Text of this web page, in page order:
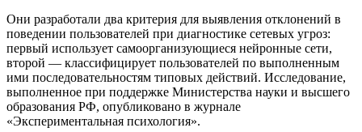
Они разработали два критерия для выявления отклонений в
поведении пользователей при диагностике сетевых угроз:
первый использует самоорганизующиеся нейронные сети,
второй — классифицирует пользователей по выполненным
ими последовательностям типовых действий. Исследование,
выполненное при поддержке Министерства науки и высшего
образования РФ, опубликовано в журнале
«Экспериментальная психология».